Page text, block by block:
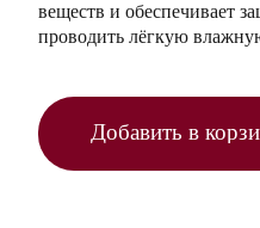
веществ и обеспечивает
проводить лёгкую
Добавить в